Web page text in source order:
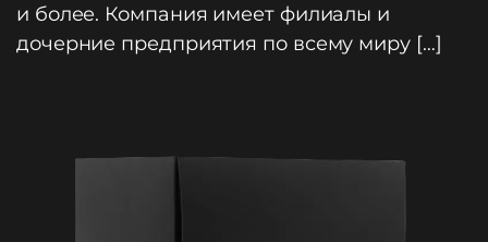
и более. Компания имеет филиалы и
дочерние предприятия по всему миру […]